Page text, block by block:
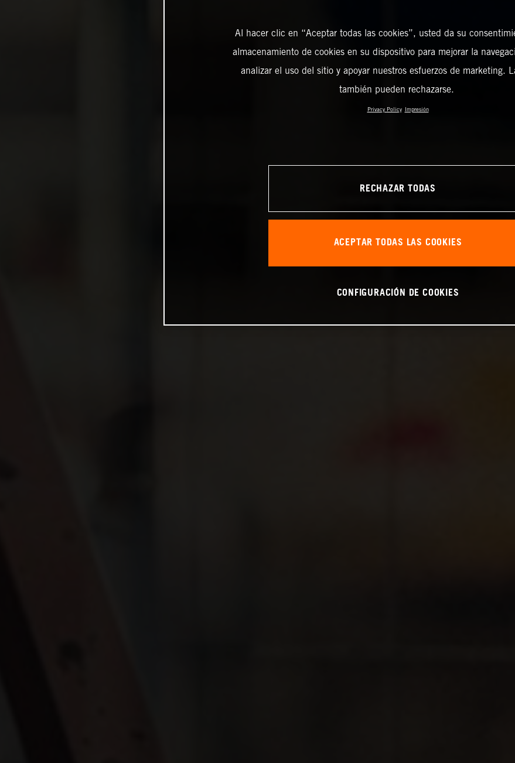
Al hacer clic en “Aceptar todas las cookies”, usted da su
almacenamiento de cookies en su dispositivo para mejorar la
analizar el uso del sitio y apoyar nuestros esfuerzos de marketing.
también pueden rechazarse.
Privacy Policy Impresión
RECHAZAR TODAS
ACEPTAR TODAS LAS COOKIES
CONFIGURACIÓN DE COOKIES